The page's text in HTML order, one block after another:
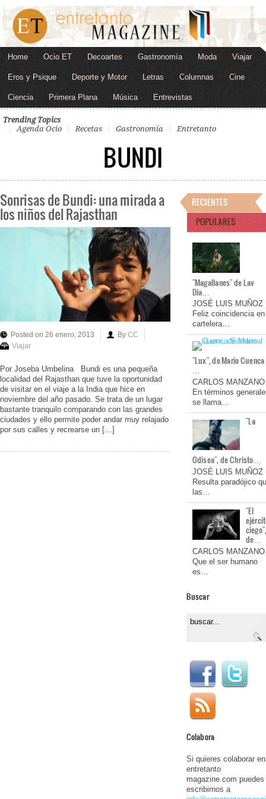
Home Ocio ET Decoartes Gastronomía Moda Viajar
Eros y Psique Deporte y Motor Letras Columnas Cine
Ciencia Primera Plana Música Entrevistas
Trending Topics
Agenda Ocio
Recetas Gastronomía Entretanto
BUNDI
Sonrisas de Bundi: una mirada a
los niños del Rajasthan
Posted on 26 enero, 2013 By CC
Viajar
Por Joseba Umbelina Bundi es una pequeña
localidad del Rajasthan que tuve la oportunidad
de visitar en el viaje a la India que hice en
noviembre del año pasado. Se trata de un lugar
bastante tranquilo comparando con las grandes
ciudades y ello permite poder andar muy relajado
por sus calles y recrearse un […]
RECIENTES
POPULARES
"Magallanes" de Lav
Dia…
JOSÉ LUIS MUÑOZ
Feliz coincidencia en
cartelera…
"Lux", de Mario Cuenca
…
CARLOS MANZANO
En términos
se llama…
"La
Odisea", de Christo…
JOSÉ LUIS MUÑOZ
Resulta paradójico
las…
"El
de…
CARLOS MANZANO
Que el ser humano
es…
Buscar
Colabora
Si quieres colaborar en
entretanto
magazine.com puedes
escribirnos a